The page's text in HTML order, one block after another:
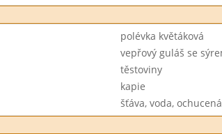
polévka květáková
vepřový guláš se
těstoviny
kapie
šťáva, voda,